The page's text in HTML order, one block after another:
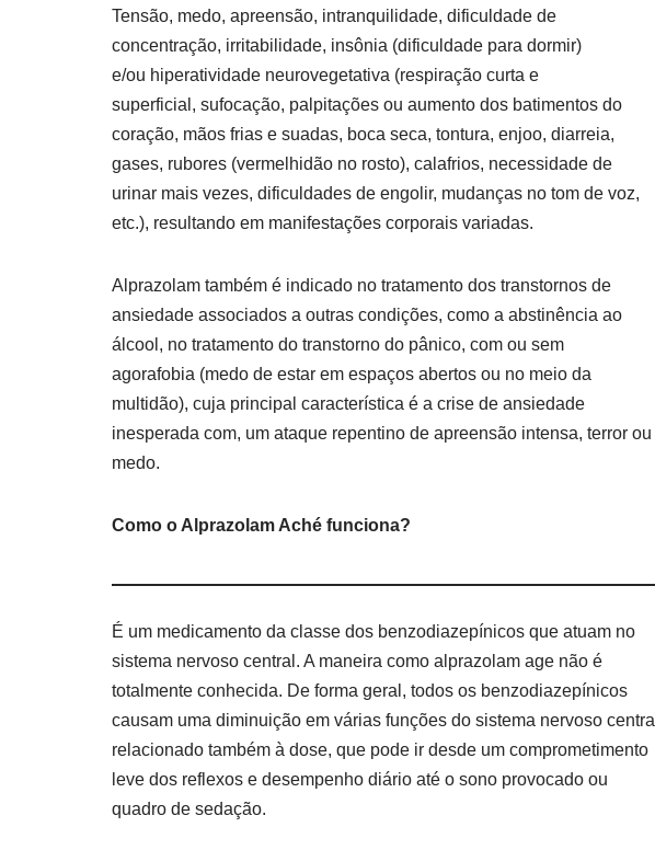
Tensão, medo, apreensão, intranquilidade, dificuldade de
concentração, irritabilidade, insônia (dificuldade para dormir)
e/ou hiperatividade neurovegetativa (respiração curta e
superficial, sufocação, palpitações ou aumento dos batimentos do
coração, mãos frias e suadas, boca seca, tontura, enjoo, diarreia,
gases, rubores (vermelhidão no rosto), calafrios, necessidade de
urinar mais vezes, dificuldades de engolir, mudanças no tom de voz,
etc.), resultando em manifestações corporais variadas.
Alprazolam também é indicado no tratamento dos transtornos de
ansiedade associados a outras condições, como a abstinência ao
álcool, no tratamento do transtorno do pânico, com ou sem
agorafobia (medo de estar em espaços abertos ou no meio da
multidão), cuja principal característica é a crise de ansiedade
inesperada com, um ataque repentino de apreensão intensa, terror ou
medo.
Como o Alprazolam Aché funciona?
É um medicamento da classe dos benzodiazepínicos que atuam no
sistema nervoso central. A maneira como alprazolam age não é
totalmente conhecida. De forma geral, todos os benzodiazepínicos
causam uma diminuição em várias funções do sistema nervoso central
relacionado também à dose, que pode ir desde um comprometimento
leve dos reflexos e desempenho diário até o sono provocado ou
quadro de sedação.